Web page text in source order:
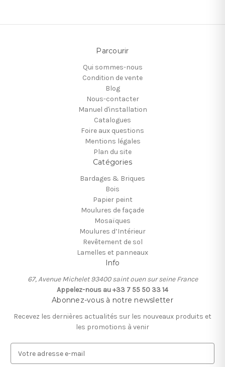
Parcourir
Qui sommes-nous
Condition de vente
Blog
Nous-contacter
Manuel d'installation
Catalogues
Foire aux questions
Mentions légales
Plan du site
Catégories
Bardages & Briques
Bois
Papier peint
Moulures de façade
Mosaïques
Moulures d’Intérieur
Revêtement de sol
Lamelles et panneaux
Info
67, Avenue Michelet 93400 saint ouen sur seine France
Appelez-nous au +33 7 55 50 33 14
Abonnez-vous à notre newsletter
Recevez les dernières actualités sur les nouveaux produits et
les promotions à venir